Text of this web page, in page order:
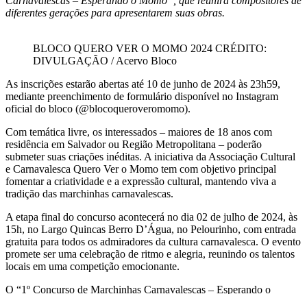
diferentes gerações para apresentarem suas obras.
BLOCO QUERO VER O MOMO 2024 CRÉDITO:
DIVULGAÇÃO / Acervo Bloco
As inscrições estarão abertas até 10 de junho de 2024 às 23h59,
mediante preenchimento de formulário disponível no Instagram
oficial do bloco (@blocoqueroveromomo).
Com temática livre, os interessados – maiores de 18 anos com
residência em Salvador ou Região Metropolitana – poderão
submeter suas criações inéditas. A iniciativa da Associação Cultural
e Carnavalesca Quero Ver o Momo tem com objetivo principal
fomentar a criatividade e a expressão cultural, mantendo viva a
tradição das marchinhas carnavalescas.
A etapa final do concurso acontecerá no dia 02 de julho de 2024, às
15h, no Largo Quincas Berro D’Água, no Pelourinho, com entrada
gratuita para todos os admiradores da cultura carnavalesca. O evento
promete ser uma celebração de ritmo e alegria, reunindo os talentos
locais em uma competição emocionante.
O “1º Concurso de Marchinhas Carnavalescas – Esperando o